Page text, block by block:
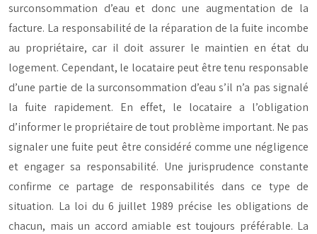
surconsommation d’eau et donc une augmentation de la
facture. La responsabilité de la réparation de la fuite incombe
au propriétaire, car il doit assurer le maintien en état du
logement. Cependant, le locataire peut être tenu responsable
d’une partie de la surconsommation d’eau s’il n’a pas signalé
la fuite rapidement. En effet, le locataire a l’obligation
d’informer le propriétaire de tout problème important. Ne pas
signaler une fuite peut être considéré comme une négligence
et engager sa responsabilité. Une jurisprudence constante
confirme ce partage de responsabilités dans ce type de
situation. La loi du 6 juillet 1989 précise les obligations de
chacun, mais un accord amiable est toujours préférable. La